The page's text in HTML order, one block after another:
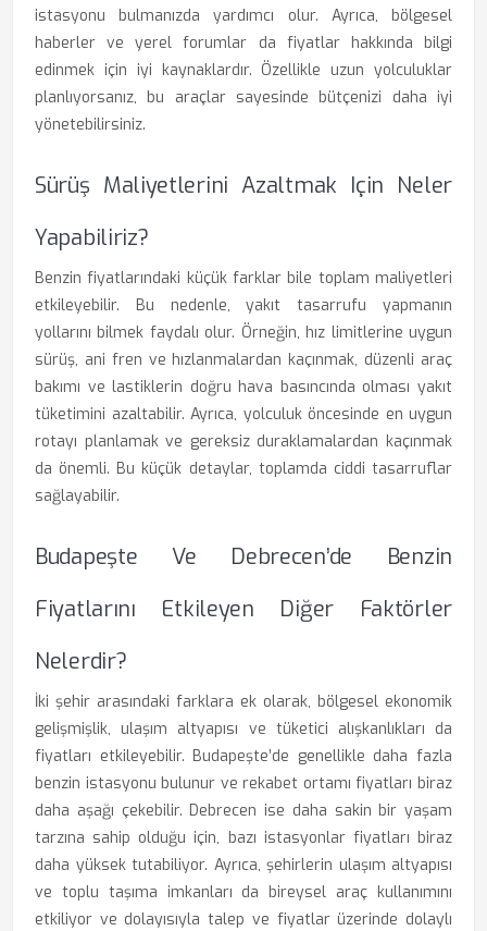
istasyonu bulmanızda yardımcı olur. Ayrıca, bölgesel
haberler ve yerel forumlar da fiyatlar hakkında bilgi
edinmek için iyi kaynaklardır. Özellikle uzun yolculuklar
planlıyorsanız, bu araçlar sayesinde bütçenizi daha iyi
yönetebilirsiniz.
Sürüş Maliyetlerini Azaltmak Için Neler
Yapabiliriz?
Benzin fiyatlarındaki küçük farklar bile toplam maliyetleri
etkileyebilir. Bu nedenle, yakıt tasarrufu yapmanın
yollarını bilmek faydalı olur. Örneğin, hız limitlerine uygun
sürüş, ani fren ve hızlanmalardan kaçınmak, düzenli araç
bakımı ve lastiklerin doğru hava basıncında olması yakıt
tüketimini azaltabilir. Ayrıca, yolculuk öncesinde en uygun
rotayı planlamak ve gereksiz duraklamalardan kaçınmak
da önemli. Bu küçük detaylar, toplamda ciddi tasarruflar
sağlayabilir.
Budapeşte Ve Debrecen’de Benzin
Fiyatlarını Etkileyen Diğer Faktörler
Nelerdir?
İki şehir arasındaki farklara ek olarak, bölgesel ekonomik
gelişmişlik, ulaşım altyapısı ve tüketici alışkanlıkları da
fiyatları etkileyebilir. Budapeşte’de genellikle daha fazla
benzin istasyonu bulunur ve rekabet ortamı fiyatları biraz
daha aşağı çekebilir. Debrecen ise daha sakin bir yaşam
tarzına sahip olduğu için, bazı istasyonlar fiyatları biraz
daha yüksek tutabiliyor. Ayrıca, şehirlerin ulaşım altyapısı
ve toplu taşıma imkanları da bireysel araç kullanımını
etkiliyor ve dolayısıyla talep ve fiyatlar üzerinde dolaylı